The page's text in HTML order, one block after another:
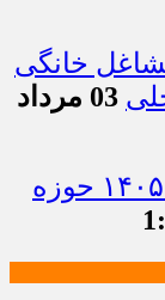
خانگی
03 مرداد
آگهی نوبتی سه ماهه اول سال ۱۴۰۵ حوزه